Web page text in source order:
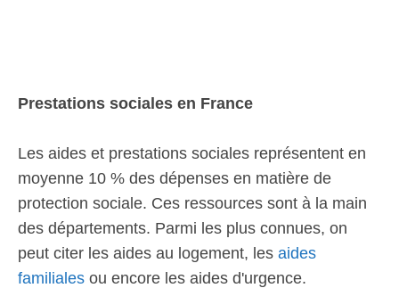
Prestations sociales en France
Les aides et prestations sociales représentent en
moyenne 10 % des dépenses en matière de
protection sociale. Ces ressources sont à la main
des départements. Parmi les plus connues, on
peut citer les aides au logement, les aides
familiales ou encore les aides d'urgence.